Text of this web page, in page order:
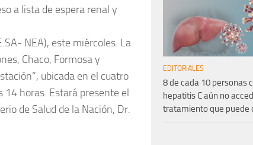
a lista de espera renal y
NEA), este miércoles. La
Chaco, Formosa y
ubicada en el cuatro
14 horas. Estará presente el
de Salud de la Nación, Dr.
EDITORIALES
8 de cada 10 personas
hepatitis C aún no
tratamiento que puede